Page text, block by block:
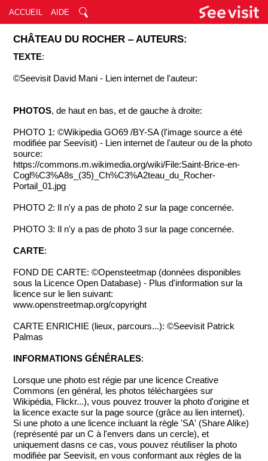
ACCUEIL AIDE
CHÂTEAU DU ROCHER ‒ AUTEURS:
TEXTE:
©Seevisit David Mani - Lien internet de l'auteur:
PHOTOS, de haut en bas, et de gauche à droite:
PHOTO 1: ©Wikipedia GO69 /BY-SA (l'image source a été
modifiée par Seevisit) - Lien internet de l'auteur ou de la photo
source:
https://commons.m.wikimedia.org/wiki/File:Saint-Brice-en-
Cogl%C3%A8s_(35)_Ch%C3%A2teau_du_Rocher-
Portail_01.jpg
PHOTO 2: Il n'y a pas de photo 2 sur la page concernée.
PHOTO 3: Il n'y a pas de photo 3 sur la page concernée.
CARTE:
FOND DE CARTE: ©Opensteetmap (données disponibles
sous la Licence Open Database) - Plus d'information sur la
licence sur le lien suivant:
www.openstreetmap.org/copyright
CARTE ENRICHIE (lieux, parcours...): ©Seevisit Patrick
Palmas
INFORMATIONS GÉNÉRALES:
Lorsque une photo est régie par une licence Creative
Commons (en général, les photos téléchargées sur
Wikipédia, Flickr...), vous pouvez trouver la photo d'origine et
la licence exacte sur la page source (grâce au lien internet).
Si une photo a une licence incluant la règle 'SA' (Share Alike)
(représenté par un C à l'envers dans un cercle), et
uniquement dasns ce cas, vous pouvez réutiliser la photo
modifiée par Seevisit, en vous conformant aux règles de la